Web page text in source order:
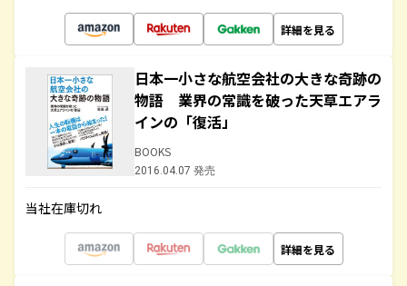
詳細を見る
日本一小さな航空会社の大きな奇跡の
物語 業界の常識を破った天草エアラ
インの「復活」
BOOKS
2016.04.07 発売
当社在庫切れ
詳細を見る